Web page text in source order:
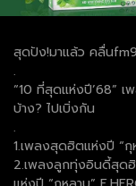
สุดปัง!มาแล้ว คลื่น
.
“10 ที่สุดแห่งปี’68” เ
บ้าง? ไปเบิ่งกัน
.
1.เพลงสุดฮิตแห่งปี “กุ
2.เพลงลูกทุ่งอินดี้สุด